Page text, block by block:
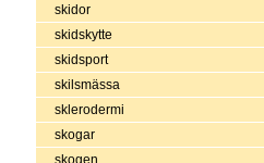
skidor
skidskytte
skidsport
skilsmässa
sklerodermi
skogar
skogen